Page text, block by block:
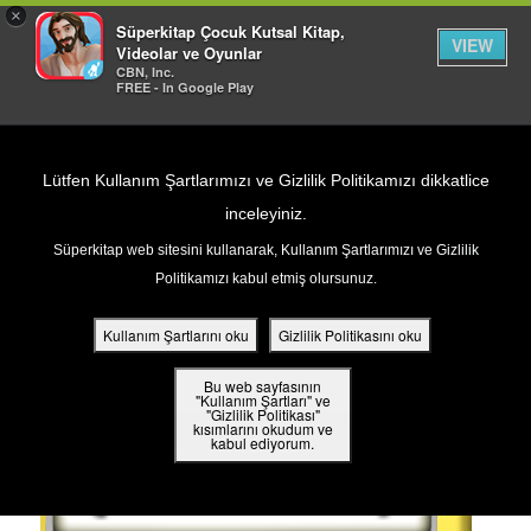
×
Süperkitap Çocuk Kutsal Kitap,
Videolar ve Oyunlar
CBN, Inc.
FREE - In Google Play
VIEW
Lütfen Kullanım Şartlarımızı ve Gizlilik Politikamızı dikkatlice
inceleyiniz.
Süperkitap web sitesini kullanarak, Kullanım Şartlarımızı ve Gizlilik
Politikamızı kabul etmiş olursunuz.
Kullanım Şartlarını oku Gizlilik Politikasını oku
Bu web sayfasının
"Kullanım Şartları" ve
"Gizlilik Politikası"
kısımlarını okudum ve
kabul ediyorum.
PROFESÖR QUANTUM'UN
SORU&CEVAP MEKANIZMASI
KATEGORİ